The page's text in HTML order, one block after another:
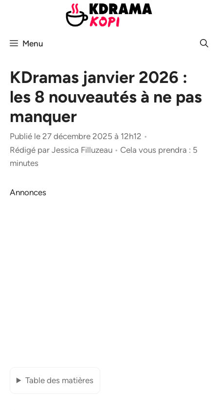
Menu
KDramas janvier 2026 :
les 8 nouveautés à ne pas
manquer
Publié le 27 décembre 2025 à 12h12 •
Rédigé par Jessica Filluzeau • Cela vous prendra : 5
minutes
Annonces
Table des matières